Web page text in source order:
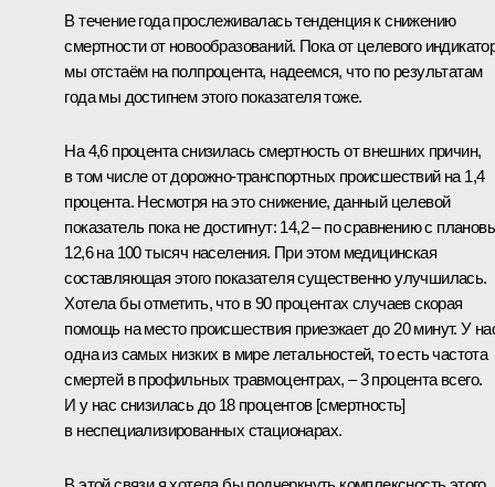
В течение года прослеживалась тенденция к снижению
смертности от новообразований. Пока от целевого
мы отстаём на полпроцента, надеемся, что по результатам
года мы достигнем этого показателя тоже.
На 4,6 процента снизилась смертность от внешних причин,
в том числе от дорожно-транспортных происшествий на 1,4
процента. Несмотря на это снижение, данный целевой
показатель пока не достигнут: 14,2 – по сравнению с
12,6 на 100 тысяч населения. При этом медицинская
составляющая этого показателя существенно улучшилась.
Хотела бы отметить, что в 90 процентах случаев скорая
помощь на место происшествия приезжает до 20 минут. У
одна из самых низких в мире летальностей, то есть частота
смертей в профильных травмоцентрах, – 3 процента всего.
И у нас снизилась до 18 процентов [смертность]
в неспециализированных стационарах.